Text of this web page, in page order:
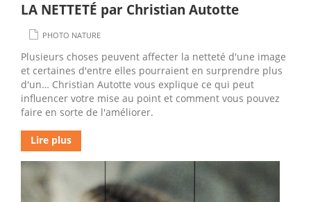
LA NETTETÉ par Christian Autotte
PHOTO NATURE
Plusieurs choses peuvent affecter la netteté d'une image
et certaines d'entre elles pourraient en surprendre plus
d'un… Christian Autotte vous explique ce qui peut
influencer votre mise au point et comment vous pouvez
faire en sorte de l'améliorer.
Lire plus